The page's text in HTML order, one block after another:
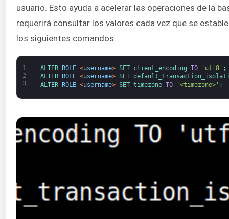
usuario. Esto ayuda a acelerar las operaciones de la
requerirá consultar los valores cada vez que se
los siguientes comandos:
1
2
3
ALTER ROLE <username> SET client_encoding TO 'utf8' ;
ALTER
ROLE <username> SET
ALTER
ROLE <username> SET timezone TO '<timezone>' ;